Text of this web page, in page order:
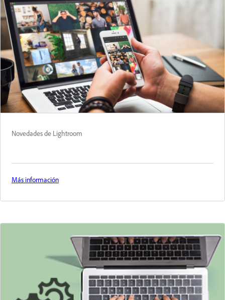
Novedades de Lightroom
Más información